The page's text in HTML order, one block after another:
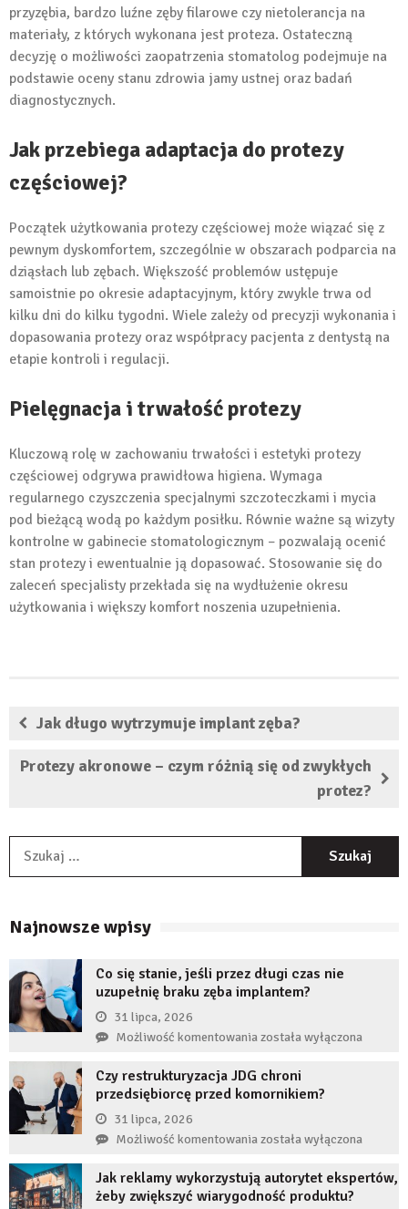
przyzębia, bardzo luźne zęby filarowe czy nietolerancja na
materiały, z których wykonana jest proteza. Ostateczną
decyzję o możliwości zaopatrzenia stomatolog podejmuje na
podstawie oceny stanu zdrowia jamy ustnej oraz badań
diagnostycznych.
Jak przebiega adaptacja do protezy
częściowej?
Początek użytkowania protezy częściowej może wiązać się z
pewnym dyskomfortem, szczególnie w obszarach podparcia na
dziąsłach lub zębach. Większość problemów ustępuje
samoistnie po okresie adaptacyjnym, który zwykle trwa od
kilku dni do kilku tygodni. Wiele zależy od precyzji wykonania i
dopasowania protezy oraz współpracy pacjenta z dentystą na
etapie kontroli i regulacji.
Pielęgnacja i trwałość protezy
Kluczową rolę w zachowaniu trwałości i estetyki protezy
częściowej odgrywa prawidłowa higiena. Wymaga
regularnego czyszczenia specjalnymi szczoteczkami i mycia
pod bieżącą wodą po każdym posiłku. Równie ważne są wizyty
kontrolne w gabinecie stomatologicznym – pozwalają ocenić
stan protezy i ewentualnie ją dopasować. Stosowanie się do
zaleceń specjalisty przekłada się na wydłużenie okresu
użytkowania i większy komfort noszenia uzupełnienia.
Jak długo wytrzymuje implant zęba?
Protezy akronowe – czym różnią się od zwykłych
protez?
Najnowsze wpisy
Co się stanie, jeśli przez długi czas nie
uzupełnię braku zęba implantem?
31 lipca, 2026
Możliwość komentowaniaCo
stanie,
jeśli
długi
uzupełnię
została wyłączona
Czy restrukturyzacja JDG chroni
przedsiębiorcę przed komornikiem?
31 lipca, 2026
Możliwość komentowaniaCzy
JDG
chroni
została wyłączona
Jak reklamy wykorzystują autorytet ekspertów,
żeby zwiększyć wiarygodność produktu?